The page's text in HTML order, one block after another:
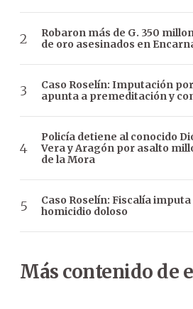
Robaron más de G. 350
de oro asesinados en
Caso Roselín: Imputación
apunta a premeditación y
Policía detiene al conocido
Vera y Aragón por asalto
de la Mora
Caso Roselín: Fiscalía
homicidio doloso
Más contenido de